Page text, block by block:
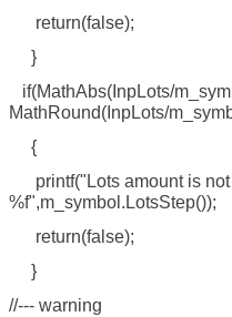
return(false);
}
if(MathAbs(InpLots/
MathRound(InpLots/
{
printf("Lots amount is not
%f",m_symbol.LotsStep());
return(false);
}
//--- warning